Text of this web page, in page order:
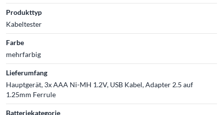
Produkttyp
Kabeltester
Farbe
mehrfarbig
Lieferumfang
Hauptgerät, 3x AAA Ni-MH 1.2V, USB Kabel, Adapter 2.5 auf
1.25mm Ferrule
Batteriekategorie